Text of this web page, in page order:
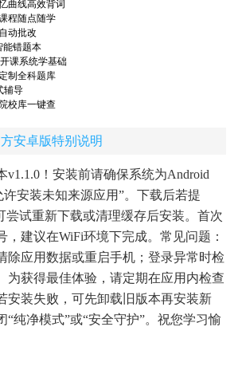
曲线高效背词
程随点随学
动批改
能错题本
课系统学基础
制全科题库
辅导
校库一键查
安卓版特别说明
v1.1.0！安装前请确保系统为Android
许安装未知来源应用”。下载后若提
尝试重新下载或清理缓存后安装。首次
，建议在WiFi环境下完成。常见问题：
除应用数据或重启手机；登录异常时检
为获得最佳体验，请定期在应用内检查
安装失败，可先卸载旧版本再安装新
“纯净模式”或“安全守护”。祝您学习愉